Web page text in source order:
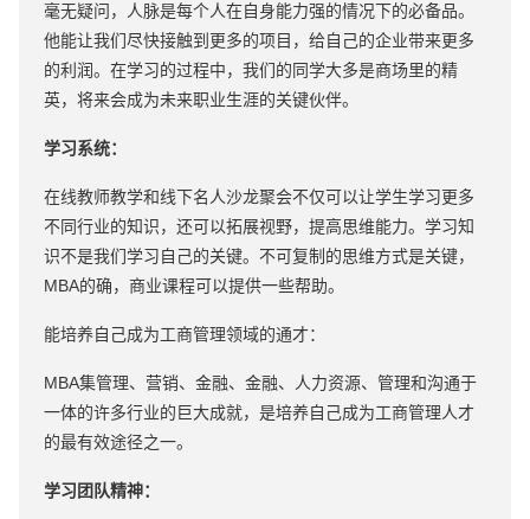
毫无疑问，人脉是每个人在自身能力强的情况下的必备品。
他能让我们尽快接触到更多的项目，给自己的企业带来更多
的利润。在学习的过程中，我们的同学大多是商场里的精
英，将来会成为未来职业生涯的关键伙伴。
学习系统：
在线教师教学和线下名人沙龙聚会不仅可以让学生学习更多
不同行业的知识，还可以拓展视野，提高思维能力。学习知
识不是我们学习自己的关键。不可复制的思维方式是关键，
MBA的确，商业课程可以提供一些帮助。
能培养自己成为工商管理领域的通才：
MBA集管理、营销、金融、金融、人力资源、管理和沟通于
一体的许多行业的巨大成就，是培养自己成为工商管理人才
的最有效途径之一。
学习团队精神：